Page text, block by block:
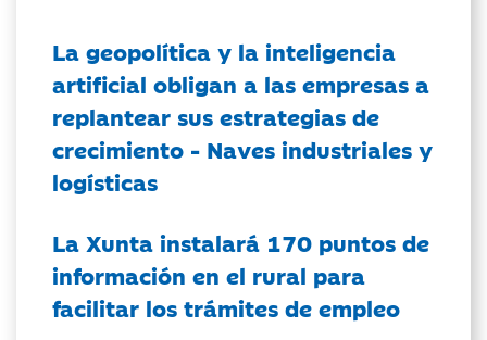
La geopolítica y la inteligencia
artificial obligan a las empresas a
replantear sus estrategias de
crecimiento - Naves industriales y
logísticas
La Xunta instalará 170 puntos de
información en el rural para
facilitar los trámites de empleo